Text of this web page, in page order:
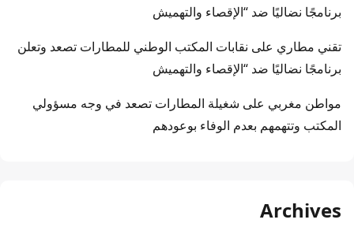
برنامجًا نضاليًا ضد “الإقصاء والتهميش
تقني مطاري على نقابات المكتب الوطني للمطارات تصعد وتعلن
برنامجًا نضاليًا ضد “الإقصاء والتهميش
مواطن مغربي على شغيلة المطارات تصعد في وجه مسؤولي
المكتب وتتهمهم بعدم الوفاء بوعودهم
Archives